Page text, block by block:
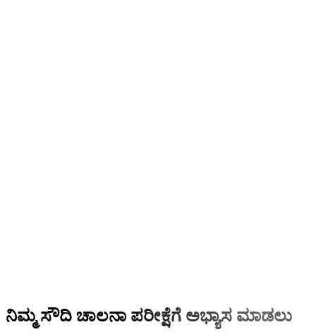
ನಿಮ್ಮ ಸೌದಿ ಚಾಲನಾ ಪರೀಕ್ಷೆಗೆ ಅಭ್ಯಾಸ ಮಾಡಲು